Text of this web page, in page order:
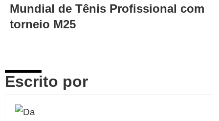
Mundial de Tênis Profissional com
torneio M25
Escrito por